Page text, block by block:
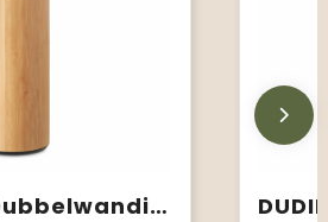
TAMPERE - Dubbelwandige fles 400ml